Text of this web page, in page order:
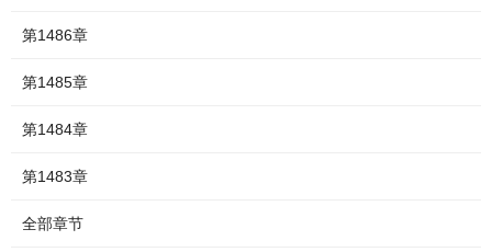
第1486章
第1485章
第1484章
第1483章
全部章节